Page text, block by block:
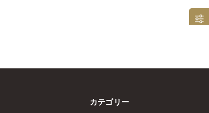
カテゴリー